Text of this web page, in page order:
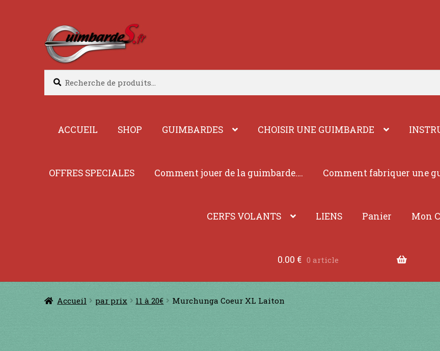
Aller
à
la
navigation
Aller
au
contenu
pour :
ACCUEIL SHOP GUIMBARDES CHOISIR UNE GUIMBARDE
OFFRES SPECIALES Comment jouer de la guimbarde…. Comment fabriquer une
CERFS VOLANTS LIENS Panier Mon
à jouer
CERFS VOLANTSCommandeComment fabriquer une guimbarde….
0.00 € 0 article
Accueil par prix 11 à 20€ Murchunga Coeur XL Laiton